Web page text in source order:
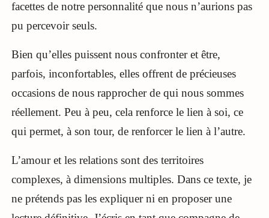
facettes de notre personnalité que nous n’aurions pas
pu percevoir seuls.
Bien qu’elles puissent nous confronter et être,
parfois, inconfortables, elles offrent de précieuses
occasions de nous rapprocher de qui nous sommes
réellement. Peu à peu, cela renforce le lien à soi, ce
qui permet, à son tour, de renforcer le lien à l’autre.
L’amour et les relations sont des territoires
complexes, à dimensions multiples. Dans ce texte, je
ne prétends pas les expliquer ni en proposer une